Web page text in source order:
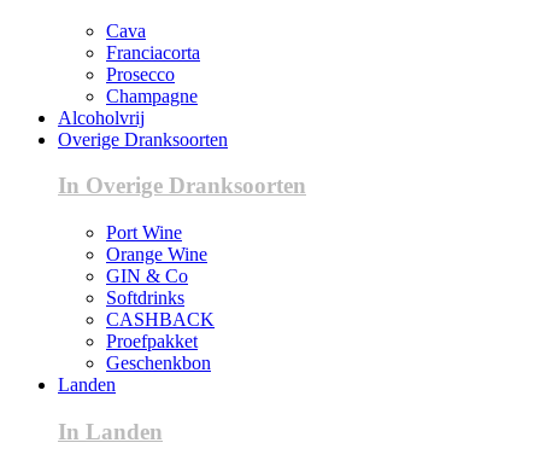
Cava
Franciacorta
Prosecco
Champagne
Alcoholvrij
Overige Dranksoorten
In Overige Dranksoorten
Port Wine
Orange Wine
GIN & Co
Softdrinks
CASHBACK
Proefpakket
Geschenkbon
Landen
In Landen